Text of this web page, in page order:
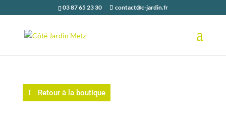
03 87 65 23 30 contact@c-jardin.fr
Retour à la boutique